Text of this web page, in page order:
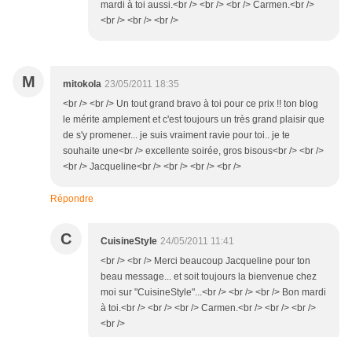
mardi à toi aussi.<br /> <br /> <br /> Carmen.<br />
<br /> <br /> <br />
M mitokola 23/05/2011 18:35
<br /> <br /> Un tout grand bravo à toi pour ce prix !! ton blog
le mérite amplement et c'est toujours un très grand plaisir que
de s'y promener... je suis vraiment ravie pour toi.. je te
souhaite une<br /> excellente soirée, gros bisous<br /> <br />
<br /> Jacqueline<br /> <br /> <br /> <br />
Répondre
C CuisineStyle 24/05/2011 11:41
<br /> <br /> Merci beaucoup Jacqueline pour ton
beau message... et soit toujours la bienvenue chez
moi sur "CuisineStyle"...<br /> <br /> <br /> Bon mardi
à toi.<br /> <br /> <br /> Carmen.<br /> <br /> <br />
<br />